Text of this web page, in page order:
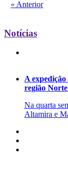
« Anterior
Notícias
A
região
Na quarta
Altamira e